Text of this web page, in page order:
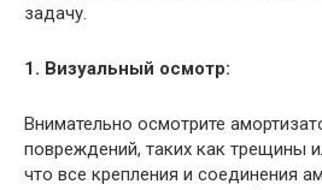
задачу.
1. Визуальный осмотр:
Внимательно осмотрите
повреждений, таких как трещины
что все крепления и соединения